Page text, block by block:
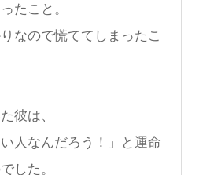
たこと。
なので慌ててしまったこ
彼は、
人なんだろう！」と運命
した。